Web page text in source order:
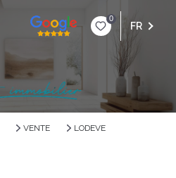
0
FR
VENTE
LODEVE